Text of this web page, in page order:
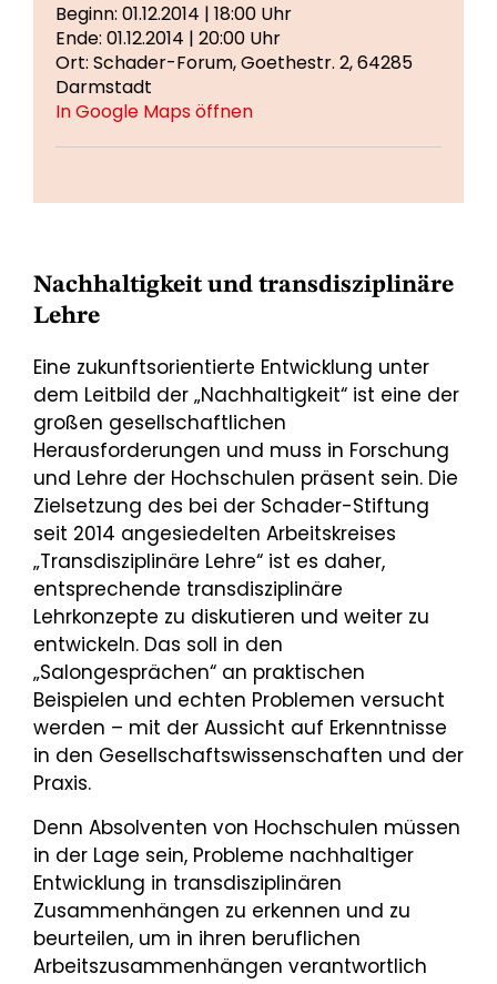
Beginn: 01.12.2014 | 18:00 Uhr
Ende: 01.12.2014 | 20:00 Uhr
Ort: Schader-Forum, Goethestr. 2, 64285
Darmstadt
In Google Maps öffnen
Nachhaltigkeit und transdisziplinäre
Lehre
Eine zukunftsorientierte Entwicklung unter
dem Leitbild der „Nachhaltigkeit“ ist eine der
großen gesellschaftlichen
Herausforderungen und muss in Forschung
und Lehre der Hochschulen präsent sein. Die
Zielsetzung des bei der Schader-Stiftung
seit 2014 angesiedelten Arbeitskreises
„Transdisziplinäre Lehre“ ist es daher,
entsprechende transdisziplinäre
Lehrkonzepte zu diskutieren und weiter zu
entwickeln. Das soll in den
„Salongesprächen“ an praktischen
Beispielen und echten Problemen versucht
werden – mit der Aussicht auf Erkenntnisse
in den Gesellschaftswissenschaften und der
Praxis.
Denn Absolventen von Hochschulen müssen
in der Lage sein, Probleme nachhaltiger
Entwicklung in transdisziplinären
Zusammenhängen zu erkennen und zu
beurteilen, um in ihren beruflichen
Arbeitszusammenhängen verantwortlich